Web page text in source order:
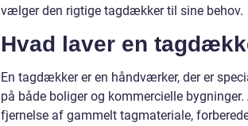
vælger den rigtige tagdækker til sine behov.
Hvad laver en
En tagdækker er en håndværker, der er
på både boliger og kommercielle
fjernelse af gammelt tagmateriale,